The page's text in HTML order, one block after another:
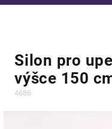
Silon pro
výšce 150
4686